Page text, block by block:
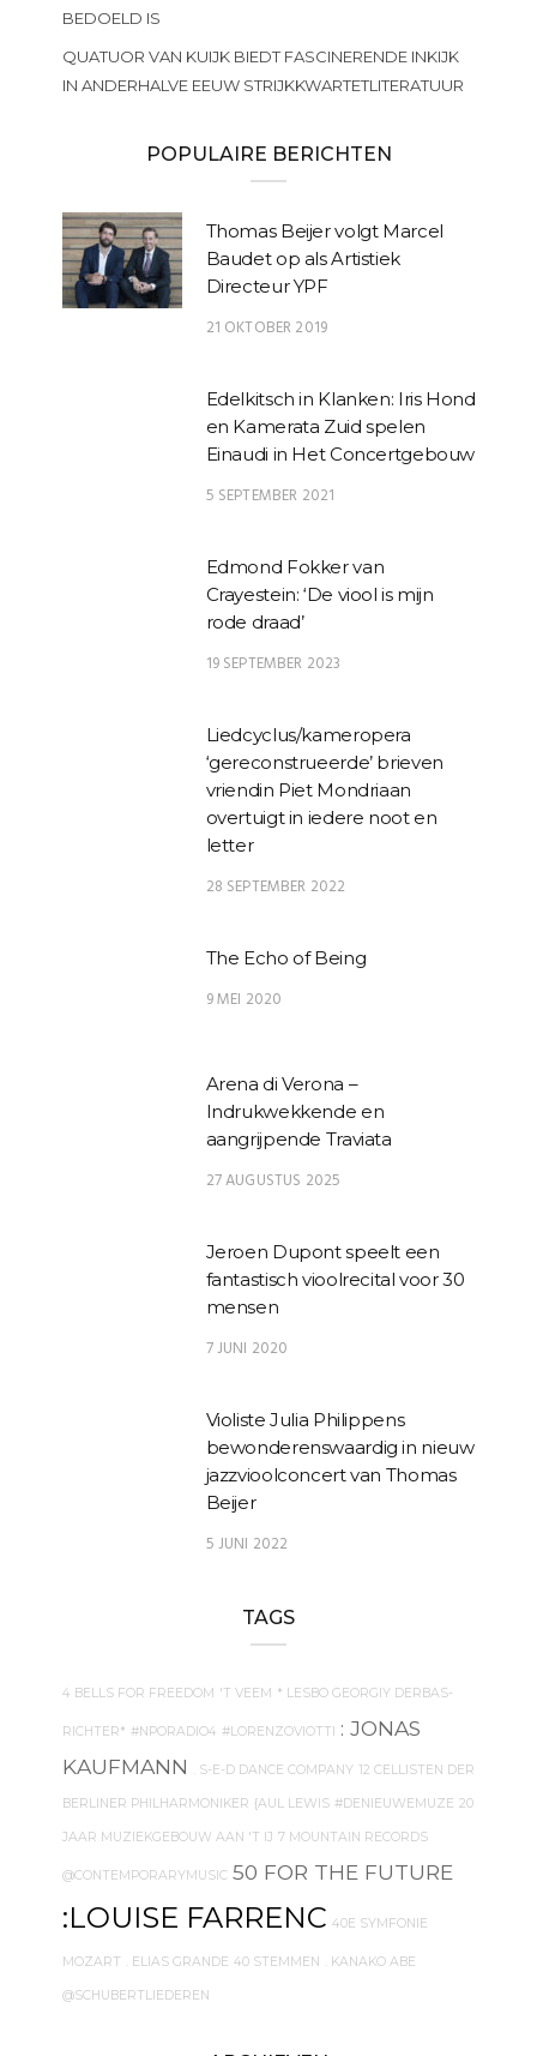
BEDOELD IS
QUATUOR VAN KUIJK BIEDT FASCINERENDE INKIJK
IN ANDERHALVE EEUW STRIJKKWARTETLITERATUUR
POPULAIRE BERICHTEN
Thomas Beijer volgt Marcel
Baudet op als Artistiek
Directeur YPF
21 OKTOBER 2019
Edelkitsch in Klanken: Iris Hond
en Kamerata Zuid spelen
Einaudi in Het Concertgebouw
5 SEPTEMBER 2021
Edmond Fokker van
Crayestein: ‘De viool is mijn
rode draad’
19 SEPTEMBER 2023
Liedcyclus/kameropera
‘gereconstrueerde’ brieven
vriendin Piet Mondriaan
overtuigt in iedere noot en
letter
28 SEPTEMBER 2022
The Echo of Being
9 MEI 2020
Arena di Verona –
Indrukwekkende en
aangrijpende Traviata
27 AUGUSTUS 2025
Jeroen Dupont speelt een
fantastisch vioolrecital voor 30
mensen
7 JUNI 2020
Violiste Julia Philippens
bewonderenswaardig in nieuw
jazzvioolconcert van Thomas
Beijer
5 JUNI 2022
TAGS
4 BELLS FOR FREEDOM 'T VEEM * LESBO GEORGIY DERBAS-
RICHTER* #NPORADIO4 #LORENZOVIOTTI : JONAS
KAUFMANN
. S-E-D DANCE COMPANY 12 CELLISTEN DER
BERLINER PHILHARMONIKER {AUL LEWIS #DENIEUWEMUZE 20
JAAR MUZIEKGEBOUW AAN 'T IJ 7 MOUNTAIN RECORDS
@CONTEMPORARYMUSIC 50 FOR THE FUTURE
:LOUISE FARRENC 40E SYMFONIE
MOZART . ELIAS GRANDE 40 STEMMEN . KANAKO ABE
@SCHUBERTLIEDEREN